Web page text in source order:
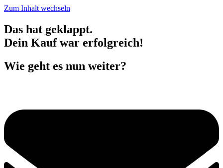
Zum Inhalt wechseln
Das hat geklappt.
Dein Kauf war erfolgreich!
Wie geht es nun weiter?